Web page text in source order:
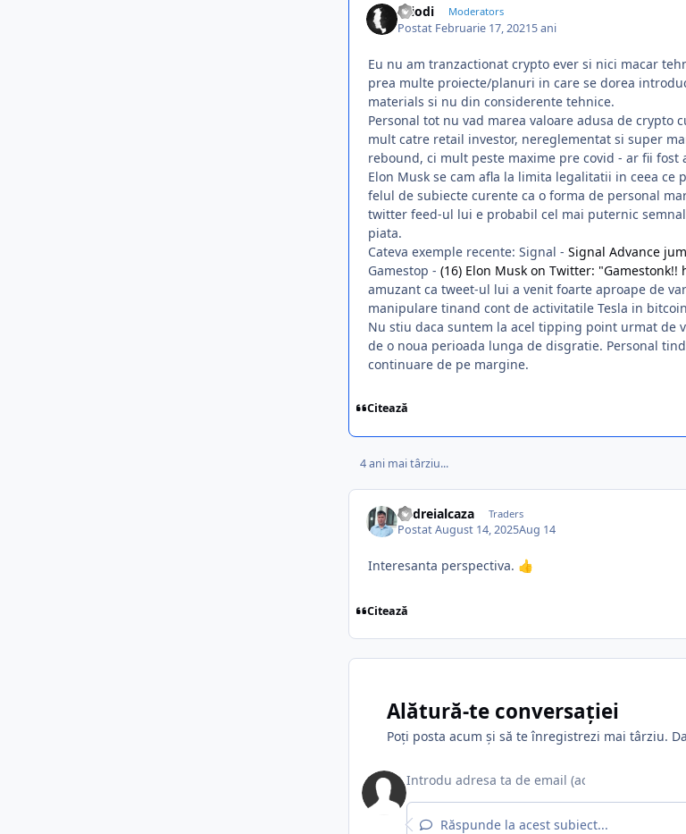
Criodi Moderators
Postat Februarie 17, 20215 ani
Eu nu am tranzactionat crypto ever si nici macar
prea multe proiecte/planuri in care se dorea
materials si nu din considerente tehnice.
Personal tot nu vad marea valoare adusa de crypto
mult catre retail investor, nereglementat si super
rebound, ci mult peste maxime pre covid - ar fii
Elon Musk se cam afla la limita legalitatii in ceea
felul de subiecte curente ca o forma de personal
twitter feed-ul lui e probabil cel mai puternic
piata.
Cateva exemple recente: Signal -Signal Advance
Gamestop -(16) Elon Musk on Twitter:
amuzant ca tweet-ul lui a venit foarte aproape de
manipulare tinand cont de activitatile Tesla in
Nu stiu daca suntem la acel tipping point urmat de
de o noua perioada lunga de disgratie. Personal
continuare de pe margine.
Citează
4 ani mai târziu...
andreialcaza Traders
PostatAugust 14, 2025Aug 14
Interesanta perspectiva. 👍
Citează
Alătură-te conversației
Poți posta acum și să te înregistrezi mai târziu.
Răspunde la acest subiect...